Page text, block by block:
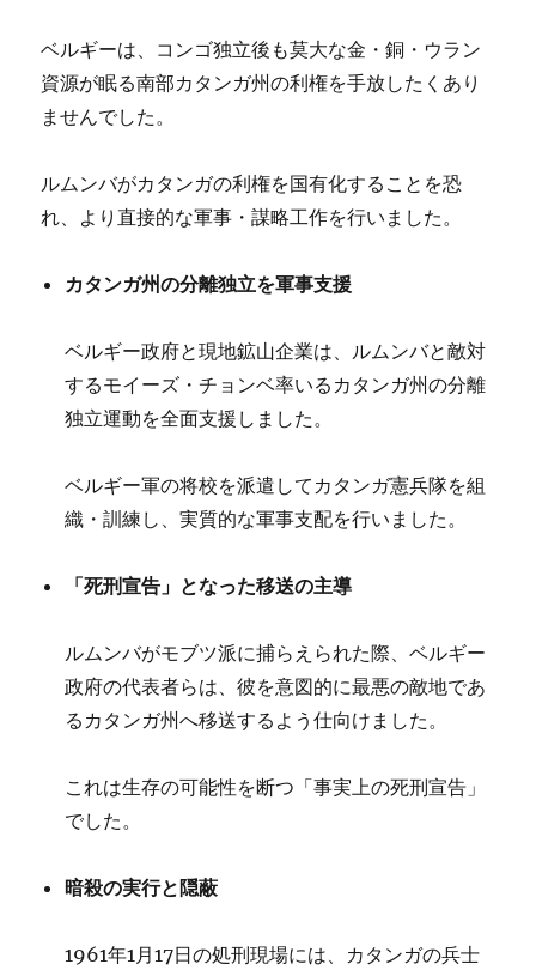
ベルギーは、コンゴ独立後も莫大な金・銅・ウラン
資源が眠る南部カタンガ州の利権を手放したくあり
ませんでした。
ルムンバがカタンガの利権を国有化することを恐
れ、より直接的な軍事・謀略工作を行いました。
カタンガ州の分離独立を軍事支援
ベルギー政府と現地鉱山企業は、ルムンバと敵対
するモイーズ・チョンベ率いるカタンガ州の分離
独立運動を全面支援しました。
ベルギー軍の将校を派遣してカタンガ憲兵隊を組
織・訓練し、実質的な軍事支配を行いました。
「死刑宣告」となった移送の主導
ルムンバがモブツ派に捕らえられた際、ベルギー
政府の代表者らは、彼を意図的に最悪の敵地であ
るカタンガ州へ移送するよう仕向けました。
これは生存の可能性を断つ「事実上の死刑宣告」
でした。
暗殺の実行と隠蔽
1961年1月17日の処刑現場には、カタンガの兵士